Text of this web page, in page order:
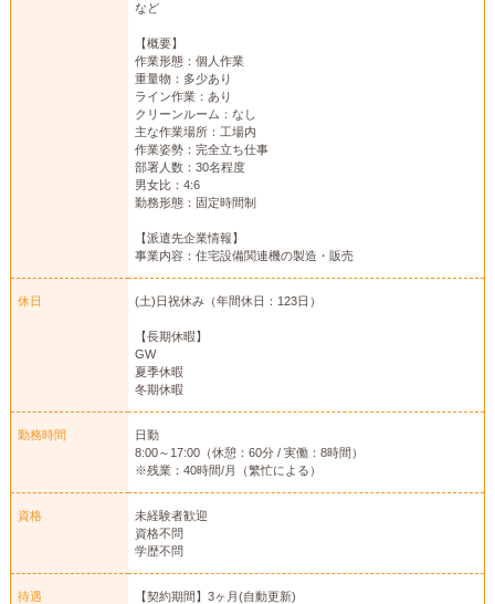
など
【概要】
作業形態：個人作業
重量物：多少あり
ライン作業：あり
クリーンルーム：なし
主な作業場所：工場内
作業姿勢：完全立ち仕事
部署人数：30名程度
男女比：4:6
勤務形態：固定時間制
【派遣先企業情報】
事業内容：住宅設備関連機の製造・販売
休日 (土)日祝休み（年間休日：123日）
【長期休暇】
GW
夏季休暇
冬期休暇
勤務時間
日勤
8:00～17:00（休憩：60分 / 実働：8時間）
※残業：40時間/月（繁忙による）
資格
未経験者歓迎
資格不問
学歴不問
待遇 【契約期間】3ヶ月(自動更新)